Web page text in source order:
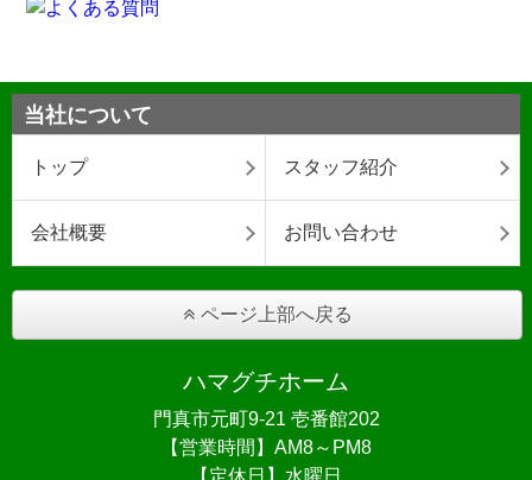
当社について
トップ スタッフ紹介
会社概要 お問い合わせ
ページ上部へ戻る
ハマグチホーム
門真市元町9-21 壱番館202
【営業時間】AM8～PM8
【定休日】水曜日